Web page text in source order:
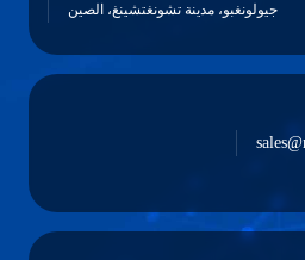
جيولونغبو، مدينة تشونغتشينغ، الصين